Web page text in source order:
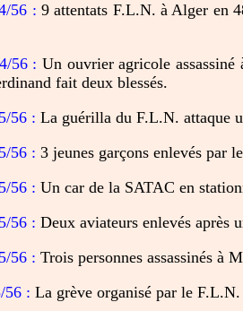
56 : 9 attentats F.L.N. à Alger en
56 : Un ouvrier agricole
fait deux blessés.
56 : La guérilla du F.L.N. attaque
56 : 3 jeunes garçons enlevés par
56 : Un car de la SATAC en
56 : Deux aviateurs enlevés après
56 : Trois personnes assassinés à
56 : La grève organisé par le